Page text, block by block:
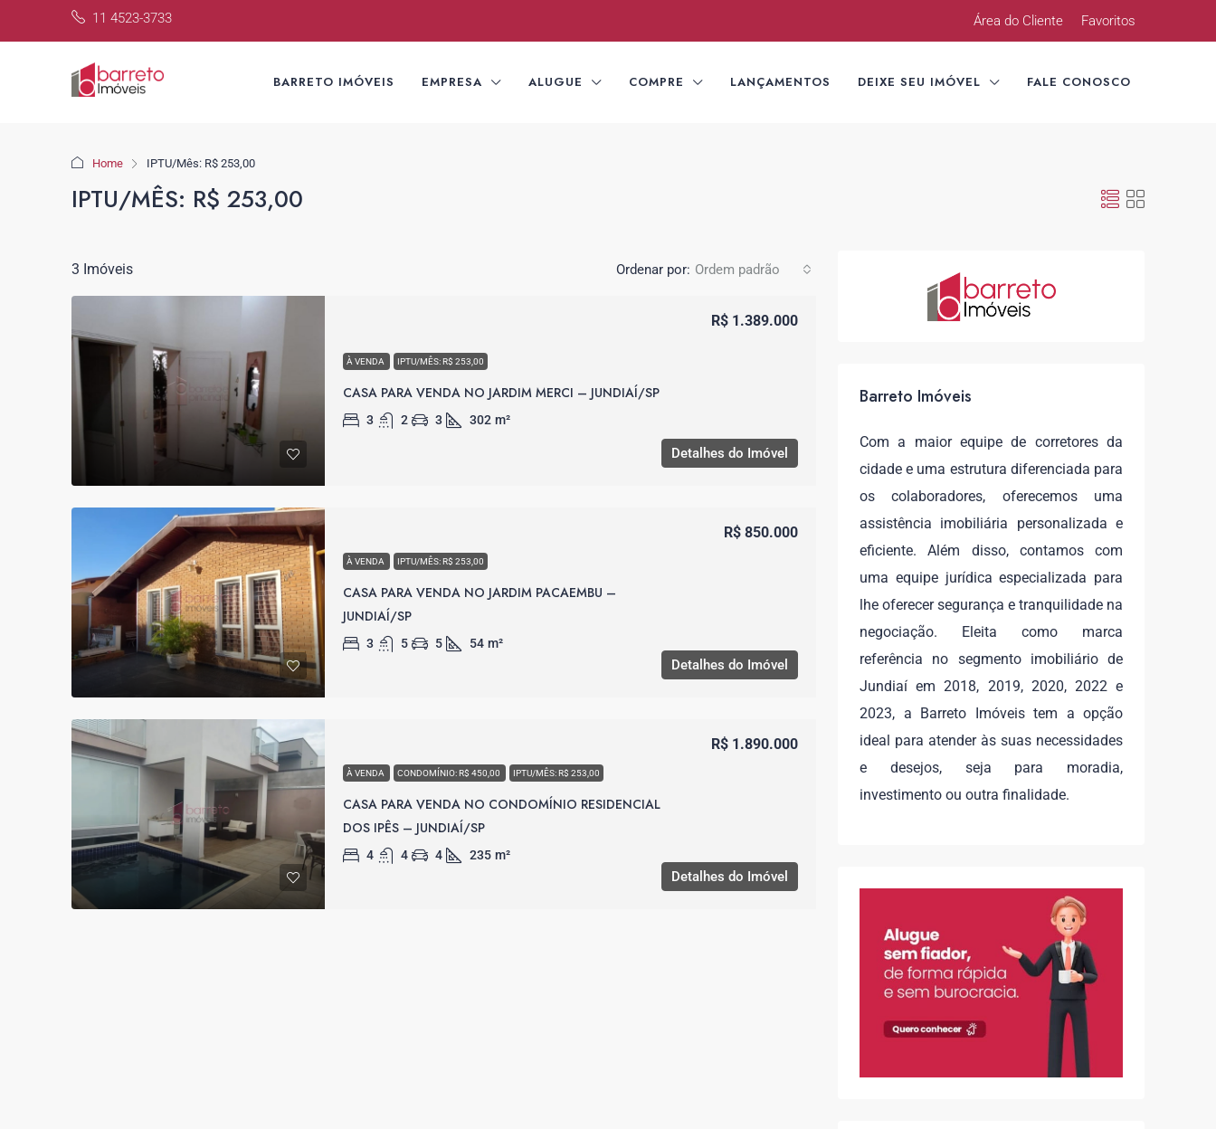
11 4523-3733 Área do Cliente Favoritos
BARRETO IMÓVEIS EMPRESA ALUGUE COMPRE LANÇAMENTOS DEIXE SEU IMÓVEL FALE CONOSCO
Home IPTU/Mês: R$ 253,00
IPTU/MÊS: R$ 253,00
3 Imóveis Ordenar por: Ordem padrão
À VENDA IPTU/MÊS: R$ 253,00
CASA PARA VENDA NO JARDIM MERCI – JUNDIAÍ/SP
R$ 1.389.000
3 2 3 302 m²
Detalhes do Imóvel
À VENDA IPTU/MÊS: R$ 253,00
CASA PARA VENDA NO JARDIM PACAEMBU –
JUNDIAÍ/SP
R$ 850.000
3 5 5 54 m²
Detalhes do Imóvel
À VENDA CONDOMÍNIO: R$ 450,00 IPTU/MÊS: R$ 253,00
CASA PARA VENDA NO CONDOMÍNIO RESIDENCIAL
DOS IPÊS – JUNDIAÍ/SP
R$ 1.890.000
4 4 4 235 m²
Detalhes do Imóvel
Barreto Imóveis
Com a maior equipe de corretores da
cidade e uma estrutura diferenciada para
os colaboradores, oferecemos uma
assistência imobiliária personalizada e
eficiente. Além disso, contamos com
uma equipe jurídica especializada para
lhe oferecer segurança e tranquilidade na
negociação. Eleita como marca
referência no segmento imobiliário de
Jundiaí em 2018, 2019, 2020, 2022 e
2023, a Barreto Imóveis tem a opção
ideal para atender às suas necessidades
e desejos, seja para moradia,
investimento ou outra finalidade.